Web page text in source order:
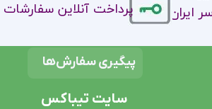
ایران پرداخت آنلاین سفارشات
پیگیری سفارش‌ها
سایت تیباکس